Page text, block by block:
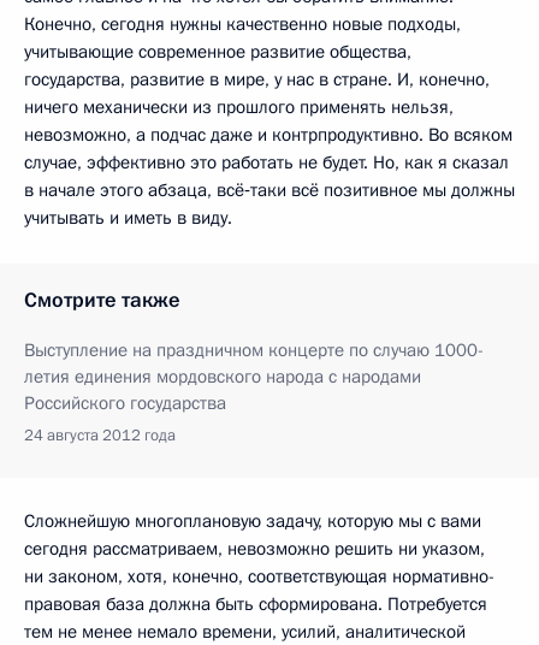
Конечно, сегодня нужны качественно новые подходы,
учитывающие современное развитие общества,
государства, развитие в мире, у нас в стране. И, конечно,
ничего механически из прошлого применять нельзя,
невозможно, а подчас даже и контрпродуктивно. Во всяком
случае, эффективно это работать не будет. Но, как я сказал
в начале этого абзаца, всё‑таки всё позитивное мы должны
учитывать и иметь в виду.
Смотрите также
Выступление на праздничном концерте по случаю 1000-
летия единения мордовского народа с народами
Российского государства
24 августа 2012 года
Сложнейшую многоплановую задачу, которую мы с вами
сегодня рассматриваем, невозможно решить ни указом,
ни законом, хотя, конечно, соответствующая нормативно-
правовая база должна быть сформирована. Потребуется
тем не менее немало времени, усилий, аналитической